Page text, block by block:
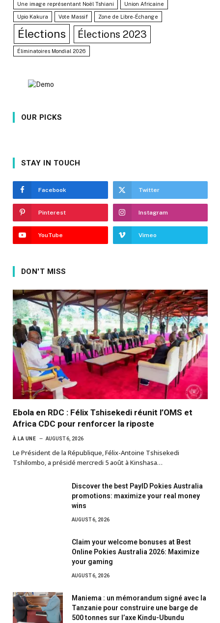
Une image représentant Noël Tshiani Union Africaine
Upio Kakura Vote Massif Zone de Libre-Échange
Élections Élections 2023
Éliminatoires Mondial 2026
OUR PICKS
STAY IN TOUCH
Facebook Twitter
Pinterest Instagram
YouTube Vimeo
DON'T MISS
Ebola en RDC : Félix Tshisekedi réunit l’OMS et
Africa CDC pour renforcer la riposte
À LA UNE AUGUST 6, 2026
Le Président de la République, Félix-Antoine Tshisekedi
Tshilombo, a présidé mercredi 5 août à Kinshasa…
Discover the best PayID Pokies Australia
promotions: maximize your real money
wins
AUGUST 6, 2026
Claim your welcome bonuses at Best
Online Pokies Australia 2026: Maximize
your gaming
AUGUST 6, 2026
Maniema : un mémorandum signé avec la
Tanzanie pour construire une barge de
500 tonnes sur l’axe Kindu-Ubundu